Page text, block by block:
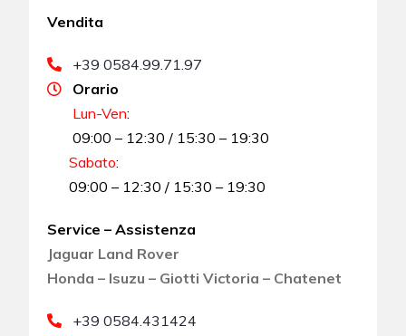
Vendita
+39 0584.99.71.97
Orario
Lun-Ven:
09:00 – 12:30 / 15:30 – 19:30
Sabato:
09:00 – 12:30 / 15:30 – 19:30
Service – Assistenza
Jaguar Land Rover
Honda – Isuzu – Giotti Victoria – Chatenet
+39 0584.431424